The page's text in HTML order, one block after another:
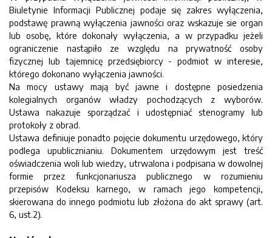
Biuletynie Informacji Publicznej podaje się zakres wyłączenia,
podstawę prawną wyłączenia jawności oraz wskazuje sie organ
lub osobę, które dokonały wyłączenia, a w przypadku jeżeli
ograniczenie nastąpiło ze względu na prywatność osoby
fizycznej lub tajemnicę przedsiębiorcy - podmiot w interesie,
którego dokonano wyłączenia jawności.
Na mocy ustawy mają być jawne i dostępne posiedzenia
kolegialnych organów władzy pochodzących z wyborów.
Ustawa nakazuje sporządzać i udostępniać stenogramy lub
protokoły z obrad.
Ustawa definiuje ponadto pojęcie dokumentu urzędowego, który
podlega upublicznianiu. Dokumentem urzędowym jest treść
oświadczenia woli lub wiedzy, utrwalona i podpisana w dowolnej
formie przez funkcjonariusza publicznego w rozumieniu
przepisów Kodeksu karnego, w ramach jego kompetencji,
skierowana do innego podmiotu lub złożona do akt sprawy (art.
6, ust.2).